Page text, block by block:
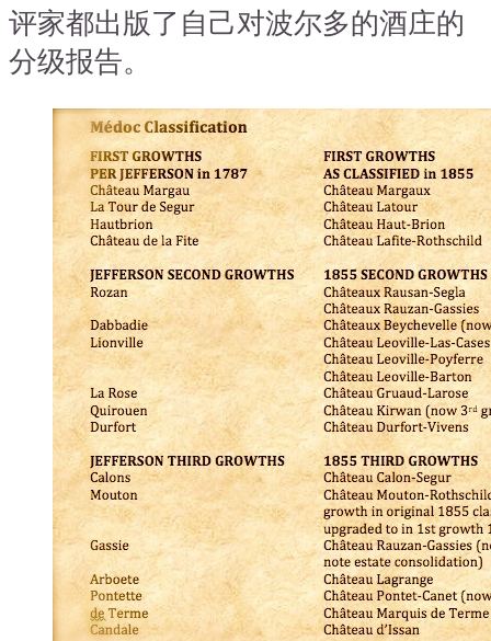
评家都出版了自己对波尔多的酒庄的
分级报告。